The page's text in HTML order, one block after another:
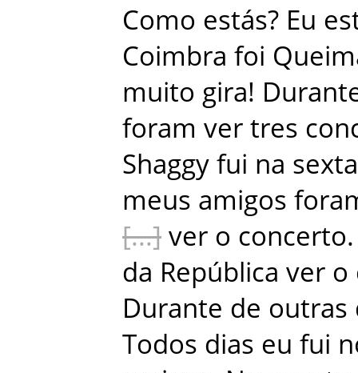
Como estás? Eu
Coimbra foi
muito gira!
foram ver tres
Shaggy fui na
meus amigos
ver o concerto.
da República ver o
Durante de outras
Todos dias eu fui